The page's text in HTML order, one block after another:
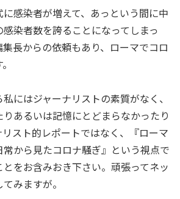
感染者が増えて、あっという間に中
染者数を誇ることになってしまっ
長からの依頼もあり、ローマでコロ
にはジャーナリストの素質がなく、
あるいは記憶にとどまらなかったり
スト的レポートではなく、『ローマ
から見たコロナ騒ぎ』という視点で
をお含みおき下さい。頑張ってネッ
みますが。